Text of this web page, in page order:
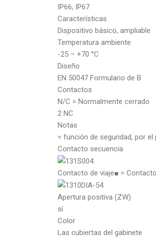
IP66, IP67
Características
Dispositivo básico, ampliable
Temperatura ambiente
-25 – +70 °C
Diseño
EN 50047 Formulario de B
Contactos
N/C = Normalmente cerrado
2 NC
Notas
= función de seguridad, por
Contacto secuencia
Contacto de viaje■ =
Apertura positiva (ZW)
sí
Color
Las cubiertas del gabinete